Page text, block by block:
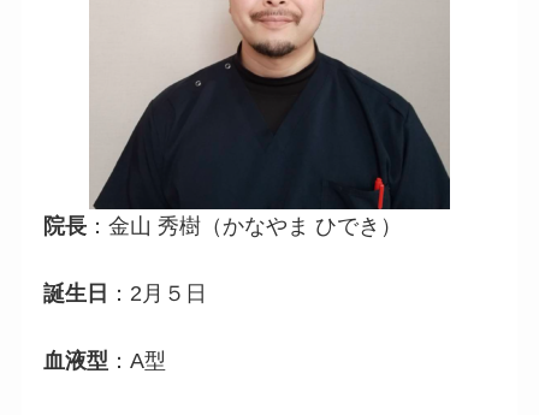
院長：金山 秀樹（かなやま ひでき）
誕生日 ：2月５日
血液型 ：A型